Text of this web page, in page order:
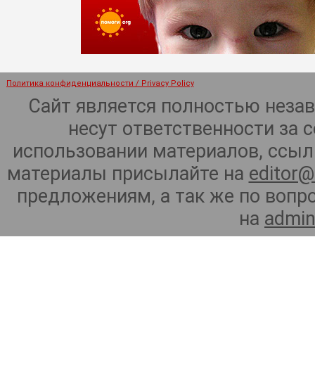
Политика конфиденциальности / Privacy Policy
Сайт является полностью
несут ответственности
использовании материалов,
материалы присылайте на
предложениям, а так же по
на